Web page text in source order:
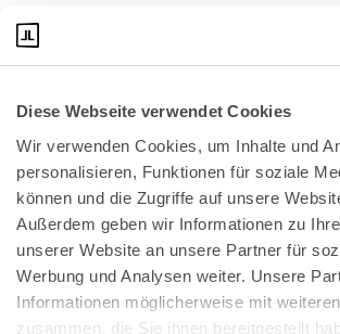
Diese Webseite verwendet Cookies
Wir verwenden Cookies, um Inhalte und
personalisieren, Funktionen für soziale
können und die Zugriffe auf unsere
Außerdem geben wir Informationen zu
unserer Website an unsere Partner für
Werbung und Analysen weiter. Unsere
Informationen möglicherweise mit
zusammen, die Sie ihnen bereitgestellt
Bundeskanzlerplatz 2
53113 Bonn